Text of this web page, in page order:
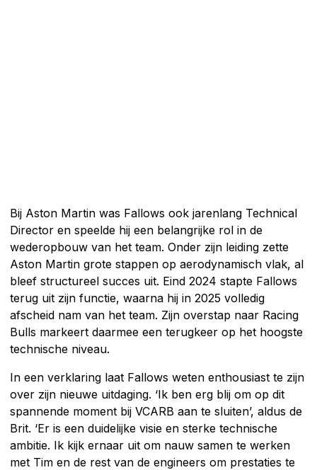
Bij Aston Martin was Fallows ook jarenlang Technical
Director en speelde hij een belangrijke rol in de
wederopbouw van het team. Onder zijn leiding zette
Aston Martin grote stappen op aerodynamisch vlak, al
bleef structureel succes uit. Eind 2024 stapte Fallows
terug uit zijn functie, waarna hij in 2025 volledig
afscheid nam van het team. Zijn overstap naar Racing
Bulls markeert daarmee een terugkeer op het hoogste
technische niveau.
In een verklaring laat Fallows weten enthousiast te zijn
over zijn nieuwe uitdaging. ‘Ik ben erg blij om op dit
spannende moment bij VCARB aan te sluiten’, aldus de
Brit. ‘Er is een duidelijke visie en sterke technische
ambitie. Ik kijk ernaar uit om nauw samen te werken
met Tim en de rest van de engineers om prestaties te